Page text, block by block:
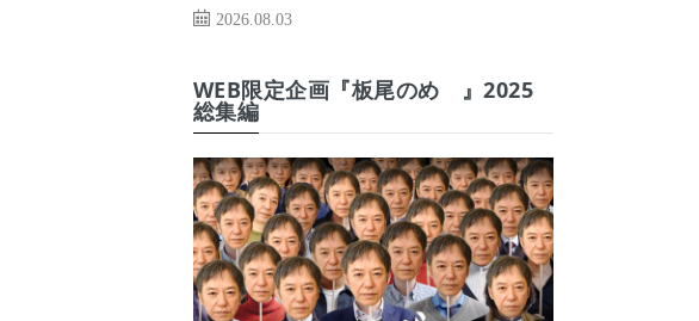
2026.08.03
WEB限定企画『板尾のめ゙』2025
総集編